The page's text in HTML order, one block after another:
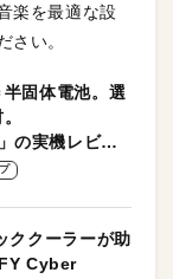
楽を最適な設
さい。
固体電池。選
の実機レビュ
ククーラーが助
Cyber